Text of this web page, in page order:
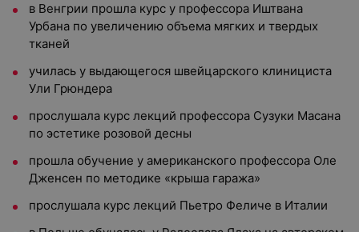
в Венгрии прошла курс у профессора Иштвана
Урбана по увеличению объема мягких и твердых
тканей
училась у выдающегося швейцарского клинициста
Ули Грюндера
прослушала курс лекций профессора Сузуки Масана
по эстетике розовой десны
прошла обучение у американского профессора Оле
Дженсен по методике «крыша гаража»
прослушала курс лекций Пьетро Феличе в Италии